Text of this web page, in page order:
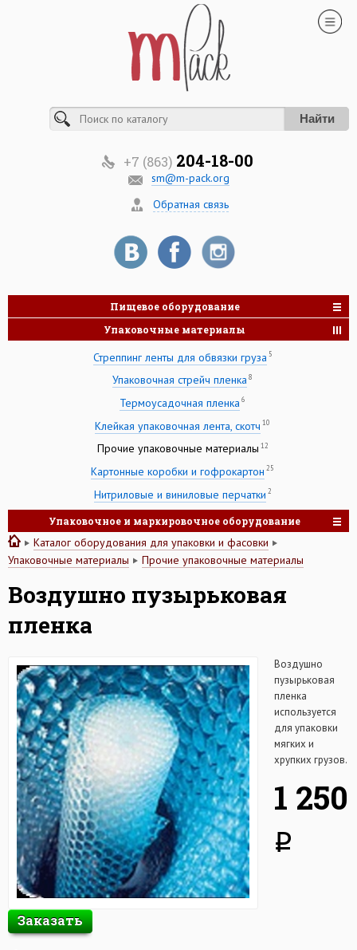
Найти
+7 (863) 204-18-00
sm@m-pack.org
Обратная связь
Пищевое оборудование
Упаковочные материалы
Стреппинг ленты для обвязки груза 5
Упаковочная стрейч пленка 8
Термоусадочная пленка 6
Клейкая упаковочная лента, скотч 10
Прочие упаковочные материалы 12
Картонные коробки и гофрокартон 25
Нитриловые и виниловые перчатки 2
Упаковочное и маркировочное оборудование
Каталог оборудования для упаковки и фасовки
Упаковочные материалы
Прочие упаковочные материалы
Воздушно пузырьковая
пленка
Воздушно
пузырьковая
пленка
используется
для упаковки
мягких и
хрупких грузов.
1 250
q
Заказать